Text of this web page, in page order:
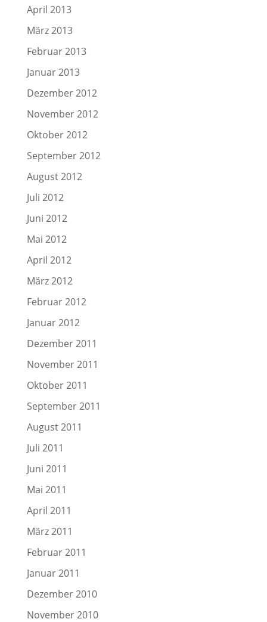
April 2013
März 2013
Februar 2013
Januar 2013
Dezember 2012
November 2012
Oktober 2012
September 2012
August 2012
Juli 2012
Juni 2012
Mai 2012
April 2012
März 2012
Februar 2012
Januar 2012
Dezember 2011
November 2011
Oktober 2011
September 2011
August 2011
Juli 2011
Juni 2011
Mai 2011
April 2011
März 2011
Februar 2011
Januar 2011
Dezember 2010
November 2010